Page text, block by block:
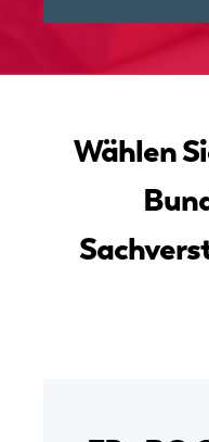
Wählen